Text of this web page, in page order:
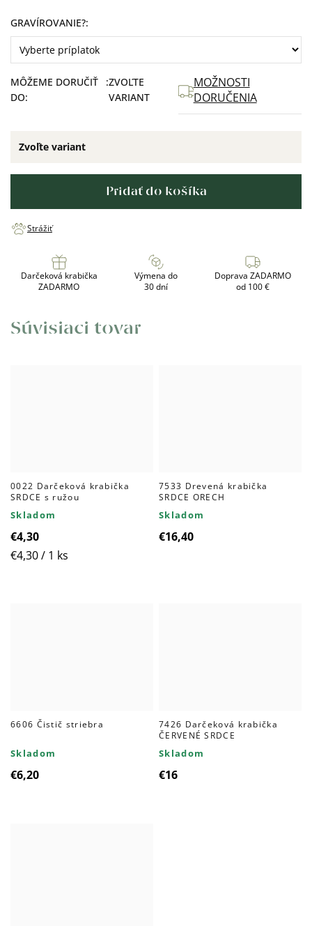
Zvoľte variant
GRAVÍROVANIE?
MÔŽEME DORUČIŤ
DO:
ZVOĽTE
VARIANT
MOŽNOSTI
DORUČENIA
Pridať do košíka
Strážiť
Darčeková krabička
ZADARMO
Výmena do
30 dní
Doprava ZADARMO
od 100 €
Súvisiaci tovar
0022 Darčeková krabička
SRDCE s ružou
Skladom
€4,30
Jednotková
€4,30 / 1 ks
7533 Drevená krabička
SRDCE ORECH
Skladom
€16,40
6606 Čistič striebra
Skladom
€6,20
7426 Darčeková krabička
ČERVENÉ SRDCE
Skladom
€16